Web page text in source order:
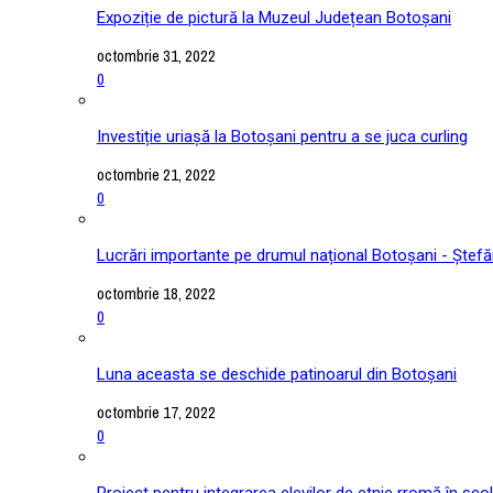
Expoziție de pictură la Muzeul Județean Botoșani
octombrie 31, 2022
0
Investiție uriașă la Botoșani pentru a se juca curling
octombrie 21, 2022
0
Lucrări importante pe drumul național Botoșani -
octombrie 18, 2022
0
Luna aceasta se deschide patinoarul din Botoșani
octombrie 17, 2022
0